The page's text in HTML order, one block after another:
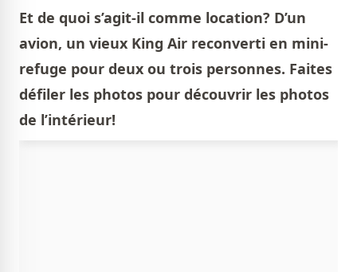
Et de quoi s’agit-il comme location? D’un
avion, un vieux King Air reconverti en mini-
refuge pour deux ou trois personnes. Faites
défiler les photos pour découvrir les photos
de l’intérieur!